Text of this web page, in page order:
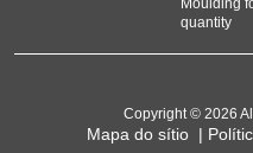
Moulding
quantity
Copyright © 2026
Mapa do sítio |